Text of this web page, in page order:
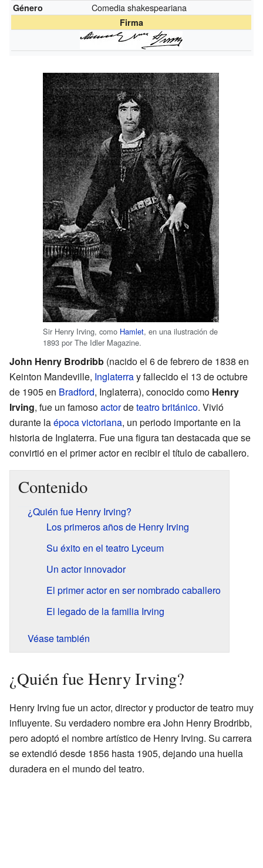
Género Comedia shakespeariana
Firma
Sir Henry Irving, como Hamlet, en una ilustración de
1893 por The Idler Magazine.
John Henry Brodribb (nacido el 6 de febrero de 1838 en
Keinton Mandeville, Inglaterray fallecido el 13 de octubre
de 1905 en Bradford, Inglaterra), conocido como Henry
Irving, fue un famosoactordeteatrobritánico. Vivió
durante laépoca victoriana, un periodo importante en la
historia de Inglaterra. Fue una figura tan destacada que se
convirtió en el primer actor en recibir el título de caballero.
Contenido
¿Quién fue Henry Irving?
Los primeros años de Henry Irving
Su éxito en el teatro Lyceum
Un actor innovador
El primer actor en ser nombrado caballero
El legado de la familia Irving
Véase también
¿Quién fue Henry Irving?
Henry Irving fue un actor, director y productor de teatro muy
influyente. Su verdadero nombre era John Henry Brodribb,
pero adoptó el nombre artístico de Henry Irving. Su carrera
se extendió desde 1856 hasta 1905, dejando una huella
duradera en el mundo del teatro.